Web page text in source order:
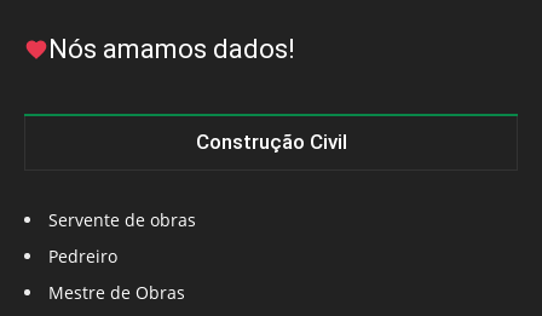
Nós amamos dados!
Construção Civil
Servente de obras
Pedreiro
Mestre de Obras